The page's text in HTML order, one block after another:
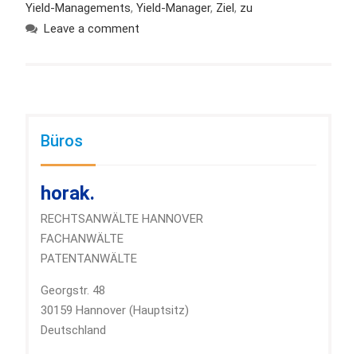
Yield-Managements, Yield-Manager, Ziel , zu
Leave a comment
Büros
horak.
RECHTSANWÄLTE HANNOVER
FACHANWÄLTE
PATENTANWÄLTE
Georgstr. 48
30159 Hannover (Hauptsitz)
Deutschland